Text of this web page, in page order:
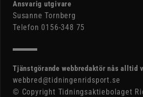
Ansvarig utgivare
Susanne Tornberg
Telefon 0156-348 75
Tjänstgörande webbredaktör nås alltid
webbred@tidningenridsport.se
© Copyright Tidningsaktiebolaget